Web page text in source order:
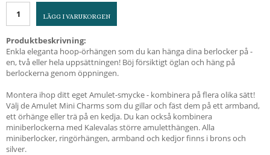
LÄGG I VARUKORGEN
Produktbeskrivning:
Enkla eleganta hoop-örhängen som du kan hänga dina berlocker på -
en, två eller hela uppsättningen! Böj försiktigt öglan och häng på
berlockerna genom öppningen.
Montera ihop ditt eget Amulet-smycke - kombinera på flera olika sätt!
Välj de Amulet Mini Charms som du gillar och fäst dem på ett armband,
ett örhänge eller trä på en kedja. Du kan också kombinera
miniberlockerna med Kalevalas större amuletthängen. Alla
miniberlocker, ringörhängen, armband och kedjor finns i brons och
silver.